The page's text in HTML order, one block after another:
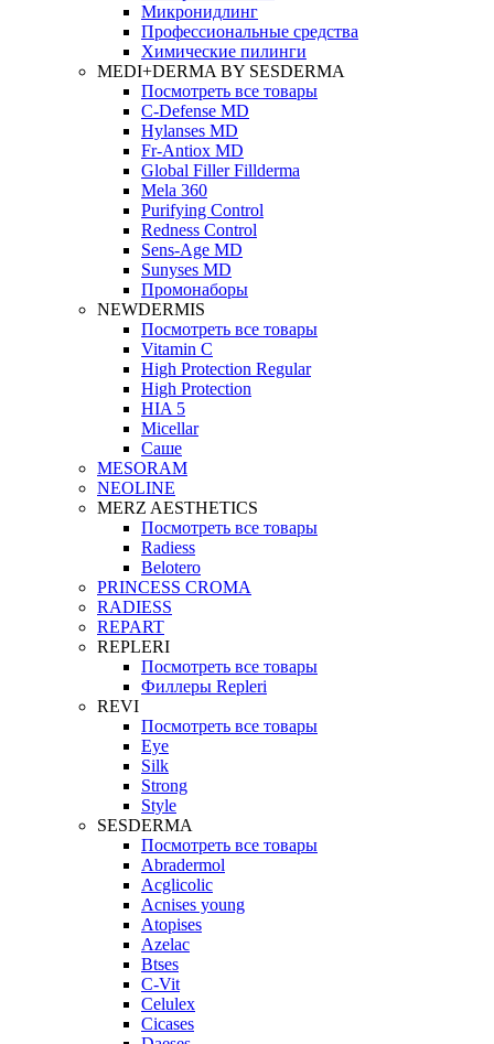
Микронидлинг
Профессиональные средства
Химические пилинги
MEDI+DERMA BY SESDERMA
Посмотреть все товары
C-Defense MD
Hylanses MD
Fr‑Antiox MD
Global Filler Fillderma
Mela 360
Purifying Control
Redness Control
Sens-Age MD
Sunyses MD
Промонаборы
NEWDERMIS
Посмотреть все товары
Vitamin C
High Protection Regular
High Protection
HIA 5
Micellar
Саше
MESORAM
NEOLINE
MERZ AESTHETICS
Посмотреть все товары
Radiess
Belotero
PRINCESS CROMA
RADIESS
REPART
REPLERI
Посмотреть все товары
Филлеры Repleri
REVI
Посмотреть все товары
Eye
Silk
Strong
Style
SESDERMA
Посмотреть все товары
Abradermol
Acglicolic
Acnises young
Atopises
Azelac
Btses
C-Vit
Celulex
Cicases